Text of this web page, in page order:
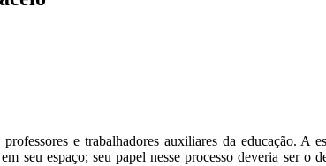
e trabalhadores auxiliares da educação. A
seu espaço; seu papel nesse processo deveria ser